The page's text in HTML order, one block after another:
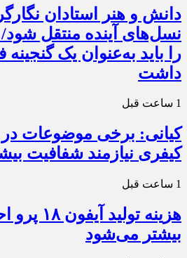
دانش و هنر استادان
نسل‌های آینده منتقل
را باید به‌عنوان یک
داشت
1 ساعت قبل
کیانی: برخی موضوعات
کیفری نیازمند شفافیت
1 ساعت قبل
بیشتر می‌شود